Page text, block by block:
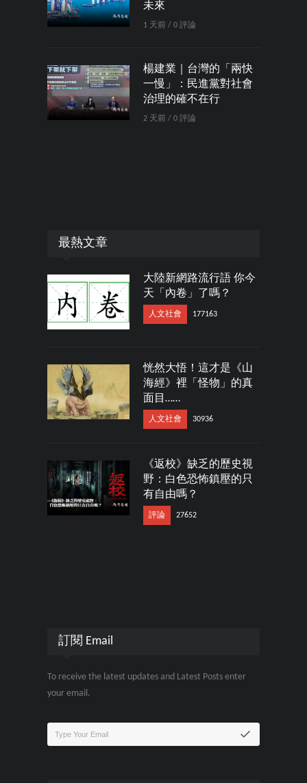
未來
1 天前 / 0 評論
楊建業｜台灣的「兩快
一慢」：民進黨對社會
治理的確不在行
2 天前 / 0 評論
最熱文章
大陸新網路流行語 你今
天「內卷」了嗎？
人文社會 177163
恍然大悟！這才是《山
海經》裡「怪物」的真
面目……
人文社會 30936
《返校》缺乏的歷史視
野：白色恐怖鎮壓的只
有自由嗎？
評論 27652
訂閱 Email
To receive the latest updates and Latest Posts enter
your email.